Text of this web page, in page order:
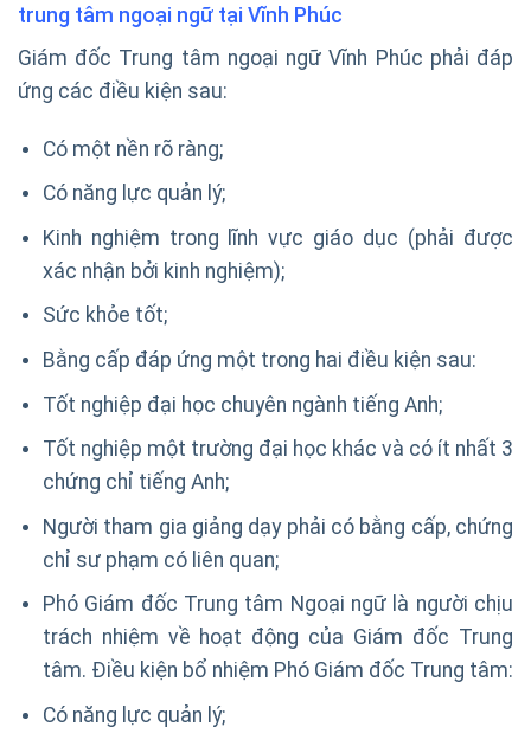
trung tâm ngoại ngữ tại Vĩnh Phúc
Giám đốc Trung tâm ngoại ngữ Vĩnh Phúc phải đáp
ứng các điều kiện sau:
Có một nền rõ ràng;
Có năng lực quản lý;
Kinh nghiệm trong lĩnh vực giáo dục (phải được
xác nhận bởi kinh nghiệm);
Sức khỏe tốt;
Bằng cấp đáp ứng một trong hai điều kiện sau:
Tốt nghiệp đại học chuyên ngành tiếng Anh;
Tốt nghiệp một trường đại học khác và có ít nhất 3
chứng chỉ tiếng Anh;
Người tham gia giảng dạy phải có bằng cấp, chứng
chỉ sư phạm có liên quan;
Phó Giám đốc Trung tâm Ngoại ngữ là người chịu
trách nhiệm về hoạt động của Giám đốc Trung
tâm. Điều kiện bổ nhiệm Phó Giám đốc Trung tâm:
Có năng lực quản lý;